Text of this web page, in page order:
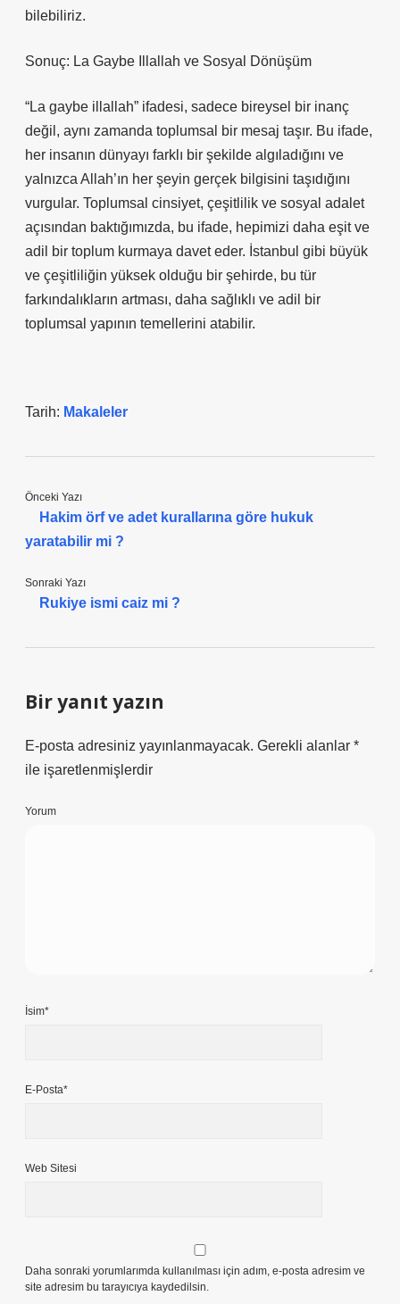
bilebiliriz.
Sonuç: La Gaybe Illallah ve Sosyal Dönüşüm
“La gaybe illallah” ifadesi, sadece bireysel bir inanç
değil, aynı zamanda toplumsal bir mesaj taşır. Bu ifade,
her insanın dünyayı farklı bir şekilde algıladığını ve
yalnızca Allah’ın her şeyin gerçek bilgisini taşıdığını
vurgular. Toplumsal cinsiyet, çeşitlilik ve sosyal adalet
açısından baktığımızda, bu ifade, hepimizi daha eşit ve
adil bir toplum kurmaya davet eder. İstanbul gibi büyük
ve çeşitliliğin yüksek olduğu bir şehirde, bu tür
farkındalıkların artması, daha sağlıklı ve adil bir
toplumsal yapının temellerini atabilir.
Tarih: Makaleler
Önceki Yazı
Hakim örf ve adet kurallarına göre hukuk
yaratabilir mi ?
Sonraki Yazı
Rukiye ismi caiz mi ?
Bir yanıt yazın
E-posta adresiniz yayınlanmayacak. Gerekli alanlar *
ile işaretlenmişlerdir
Yorum
İsim*
E-Posta*
Web Sitesi
Daha sonraki yorumlarımda kullanılması için adım, e-posta adresim ve
site adresim bu tarayıcıya kaydedilsin.